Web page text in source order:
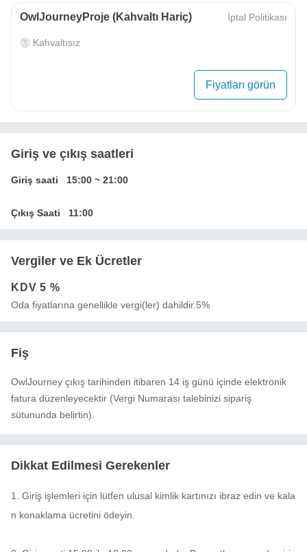
OwlJourneyProje (Kahvaltı Hariç) İptal Politikası
Kahvaltısız
Fiyatları görün
Giriş ve çıkış saatleri
Giriş saati 15:00 ~ 21:00
Çıkış Saati 11:00
Vergiler ve Ek Ücretler
KDV5 %
Oda fiyatlarına genellikle vergi(ler) dahildir.5%
Fiş
OwlJourney çıkış tarihinden itibaren 14 iş günü içinde elektronik
fatura düzenleyecektir (Vergi Numarası talebinizi sipariş
sütununda belirtin).
Dikkat Edilmesi Gerekenler
1. Giriş işlemleri için lütfen ulusal kimlik kartınızı ibraz edin ve kala
n konaklama ücretini ödeyin.